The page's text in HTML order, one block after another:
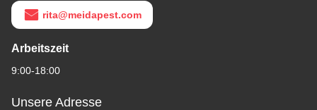
rita@meidapest.com
Arbeitszeit
9:00-18:00
Unsere Adresse